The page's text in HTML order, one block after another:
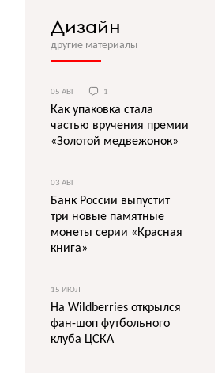
Дизайн
другие материалы
05 АВГ 1
Как упаковка стала
частью вручения премии
«Золотой медвежонок»
03 АВГ
Банк России выпустит
три новые памятные
монеты серии «Красная
книга»
15 ИЮЛ
На Wildberries открылся
фан-шоп футбольного
клуба ЦСКА